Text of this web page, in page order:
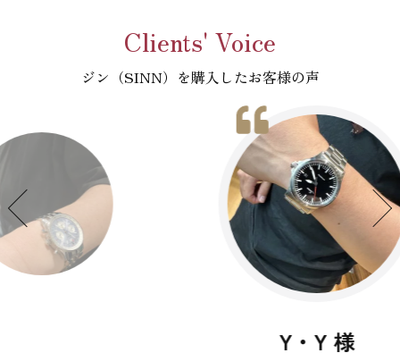
Clients' Voice
ジン（SINN）を購入したお客様の声